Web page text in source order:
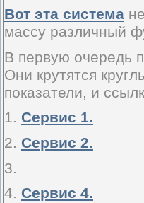
Вот эта система
массу различный
В первую очередь
Они крутятся
показатели, и
1. Сервис 1.
2. Сервис 2.
3.
4. Сервис 4.